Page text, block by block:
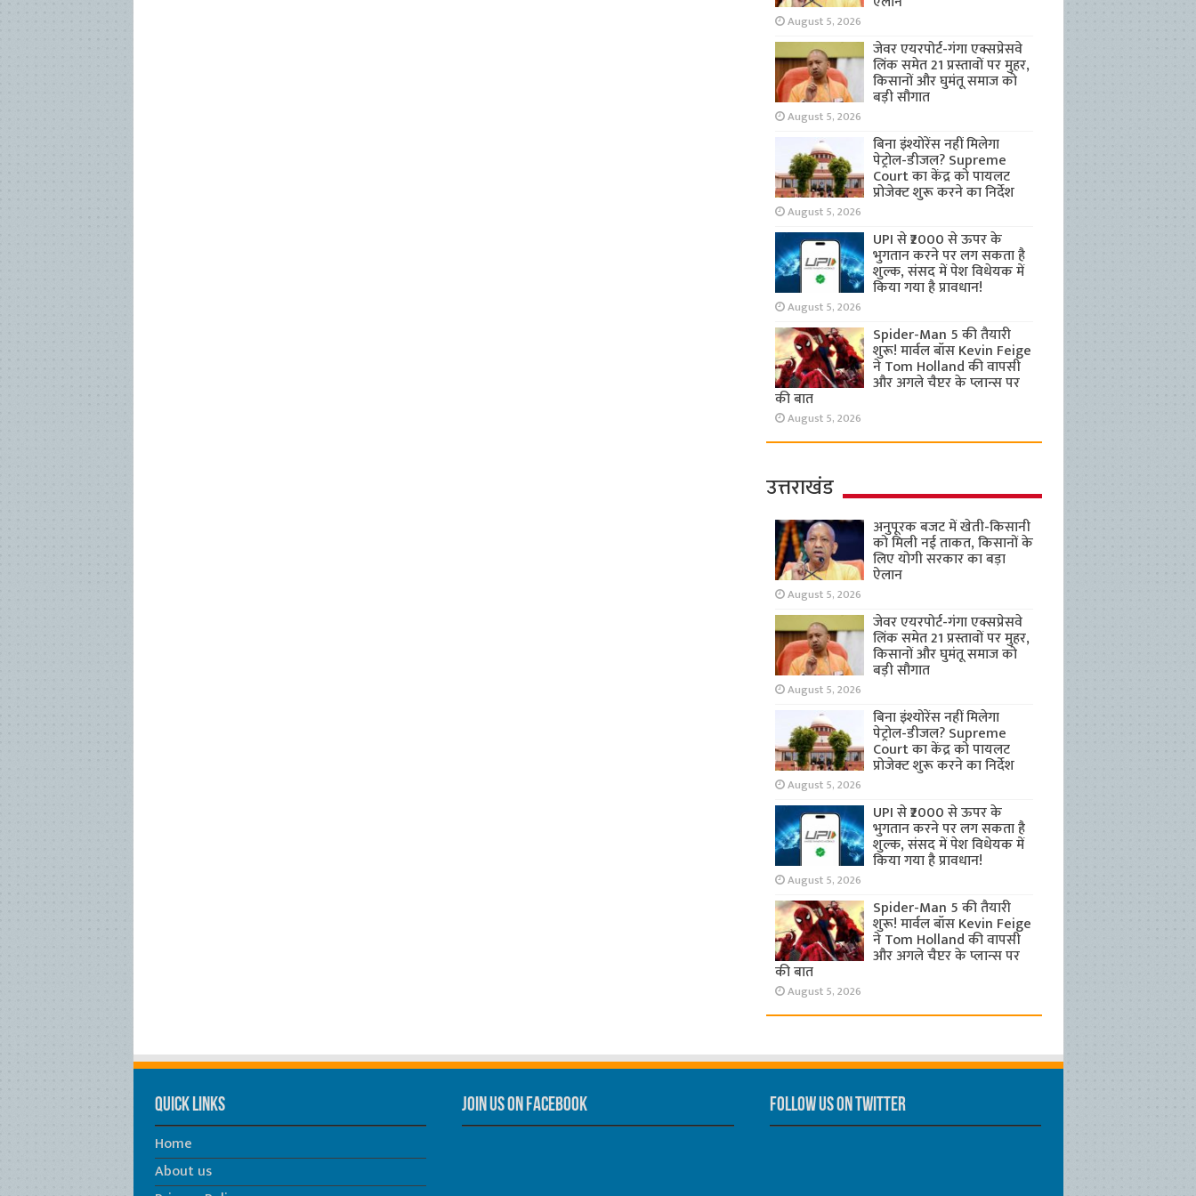
August 5, 2026
जेवर एयरपोर्ट-गंगा एक्सप्रेसवे
लिंक समेत 21 प्रस्तावों पर मुहर,
किसानों और घुमंतू समाज को
बड़ी सौगात
August 5, 2026
बिना इंश्योरेंस नहीं मिलेगा
पेट्रोल-डीजल? Supreme
Court का केंद्र को पायलट
प्रोजेक्ट शुरू करने का निर्देश
August 5, 2026
UPI से ₹2000 से ऊपर के
भुगतान करने पर लग सकता है
शुल्क, संसद में पेश विधेयक में
किया गया है प्रावधान!
August 5, 2026
Spider-Man 5 की तैयारी
शुरू! मार्वल बॉस Kevin Feige
ने Tom Holland की वापसी
और अगले चैप्टर के प्लान्स पर
की बात
August 5, 2026
उत्तराखंड
अनुपूरक बजट में खेती-किसानी
को मिली नई ताकत, किसानों के
लिए योगी सरकार का बड़ा
ऐलान
August 5, 2026
जेवर एयरपोर्ट-गंगा एक्सप्रेसवे
लिंक समेत 21 प्रस्तावों पर मुहर,
किसानों और घुमंतू समाज को
बड़ी सौगात
August 5, 2026
बिना इंश्योरेंस नहीं मिलेगा
पेट्रोल-डीजल? Supreme
Court का केंद्र को पायलट
प्रोजेक्ट शुरू करने का निर्देश
August 5, 2026
UPI से ₹2000 से ऊपर के
भुगतान करने पर लग सकता है
शुल्क, संसद में पेश विधेयक में
किया गया है प्रावधान!
August 5, 2026
Spider-Man 5 की तैयारी
शुरू! मार्वल बॉस Kevin Feige
ने Tom Holland की वापसी
और अगले चैप्टर के प्लान्स पर
की बात
August 5, 2026
Quick Links
Home
About us
Join us on Facebook Follow us on Twitter